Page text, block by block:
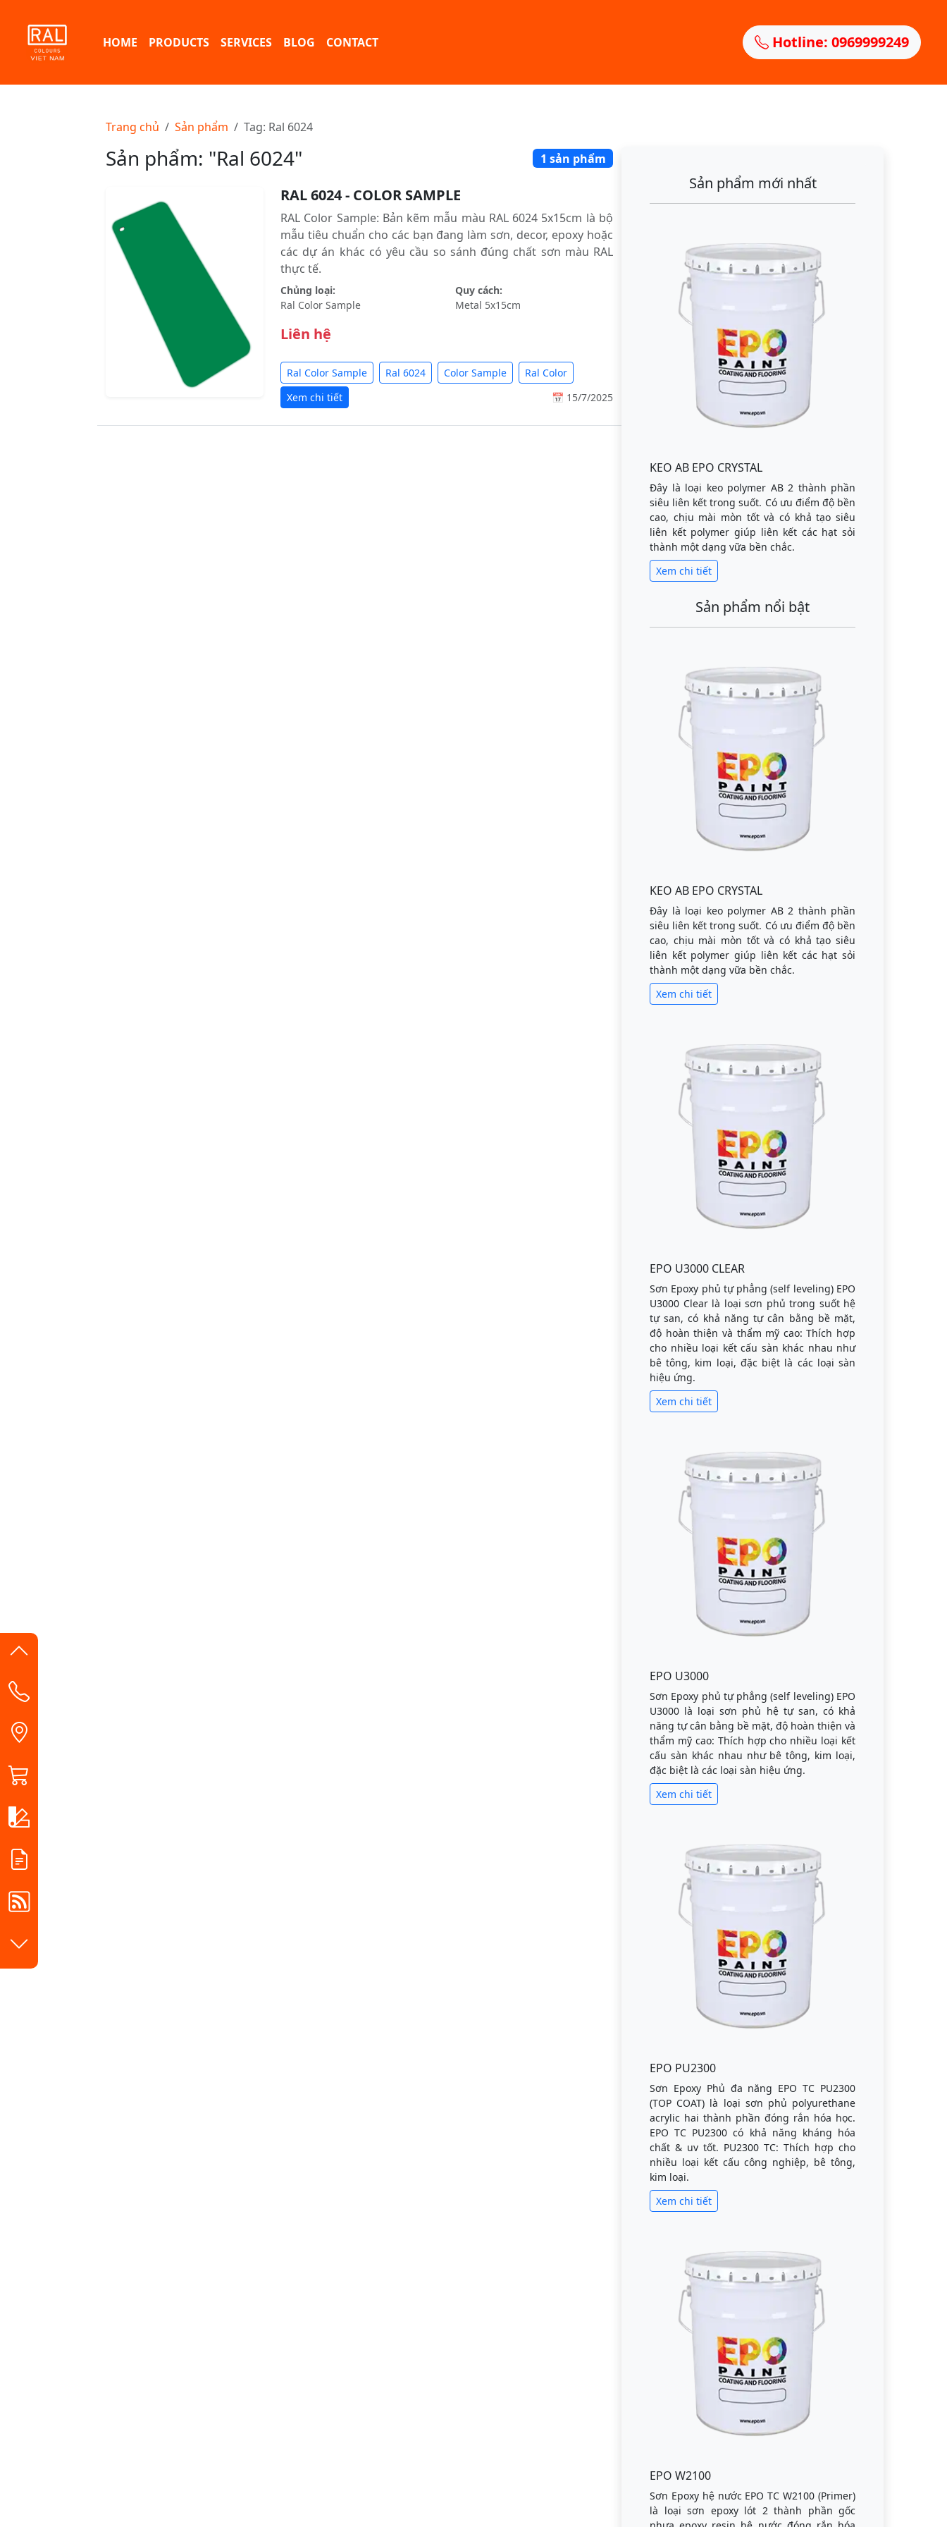
HOME PRODUCTS SERVICES BLOG CONTACT Hotline: 0969999249
Trang chủ Sản phẩm Tag: Ral 6024
Sản phẩm: "Ral 6024" 1 sản phẩm
RAL 6024 - COLOR SAMPLE
RAL Color Sample: Bản kẽm mẫu màu RAL 6024 5x15cm là bộ
mẫu tiêu chuẩn cho các bạn đang làm sơn, decor, epoxy hoặc
các dự án khác có yêu cầu so sánh đúng chất sơn màu RAL
thực tế.
Chủng loại:
Ral Color Sample
Quy cách:
Metal 5x15cm
Liên hệ
Ral Color Sample Ral 6024 Color Sample
Ral Color
Xem chi tiết
📅 15/7/2025
Sản phẩm mới nhất
KEO AB EPO CRYSTAL
Đây là loại keo polymer AB 2 thành phần
siêu liên kết trong suốt. Có ưu điểm độ bền
cao, chịu mài mòn tốt và có khả tạo siêu
liên kết polymer giúp liên kết các hạt sỏi
thành một dạng vữa bền chắc.
Xem chi tiết
Sản phẩm nổi bật
KEO AB EPO CRYSTAL
Đây là loại keo polymer AB 2 thành phần
siêu liên kết trong suốt. Có ưu điểm độ bền
cao, chịu mài mòn tốt và có khả tạo siêu
liên kết polymer giúp liên kết các hạt sỏi
thành một dạng vữa bền chắc.
Xem chi tiết
EPO U3000 CLEAR
Sơn Epoxy phủ tự phẳng (self leveling) EPO
U3000 Clear là loại sơn phủ trong suốt hệ
tự san, có khả năng tự cân bằng bề mặt,
độ hoàn thiện và thẩm mỹ cao: Thích hợp
cho nhiều loại kết cấu sàn khác nhau như
bê tông, kim loại, đặc biệt là các loại sàn
hiệu ứng.
Xem chi tiết
EPO U3000
Sơn Epoxy phủ tự phẳng (self leveling) EPO
U3000 là loại sơn phủ hệ tự san, có khả
năng tự cân bằng bề mặt, độ hoàn thiện và
thẩm mỹ cao: Thích hợp cho nhiều loại kết
cấu sàn khác nhau như bê tông, kim loại,
đặc biệt là các loại sàn hiệu ứng.
Xem chi tiết
EPO PU2300
Sơn Epoxy Phủ đa năng EPO TC PU2300
(TOP COAT) là loại sơn phủ polyurethane
acrylic hai thành phần đóng rắn hóa học.
EPO TC PU2300 có khả năng kháng hóa
chất & uv tốt. PU2300 TC: Thích hợp cho
nhiều loại kết cấu công nghiệp, bê tông,
kim loại.
Xem chi tiết
EPO W2100
Sơn Epoxy hệ nước EPO TC W2100 (Primer)
là loại sơn epoxy lót 2 thành phần gốc